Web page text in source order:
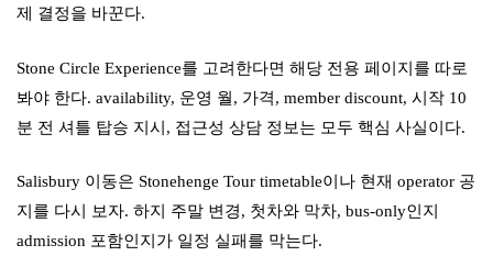
제 결정을 바꾼다.
Stone Circle Experience를 고려한다면 해당 전용 페이지를 따로
봐야 한다. availability, 운영 월, 가격, member discount, 시작 10
분 전 셔틀 탑승 지시, 접근성 상담 정보는 모두 핵심 사실이다.
Salisbury 이동은 Stonehenge Tour timetable이나 현재 operator 공
지를 다시 보자. 하지 주말 변경, 첫차와 막차, bus-only인지
admission 포함인지가 일정 실패를 막는다.